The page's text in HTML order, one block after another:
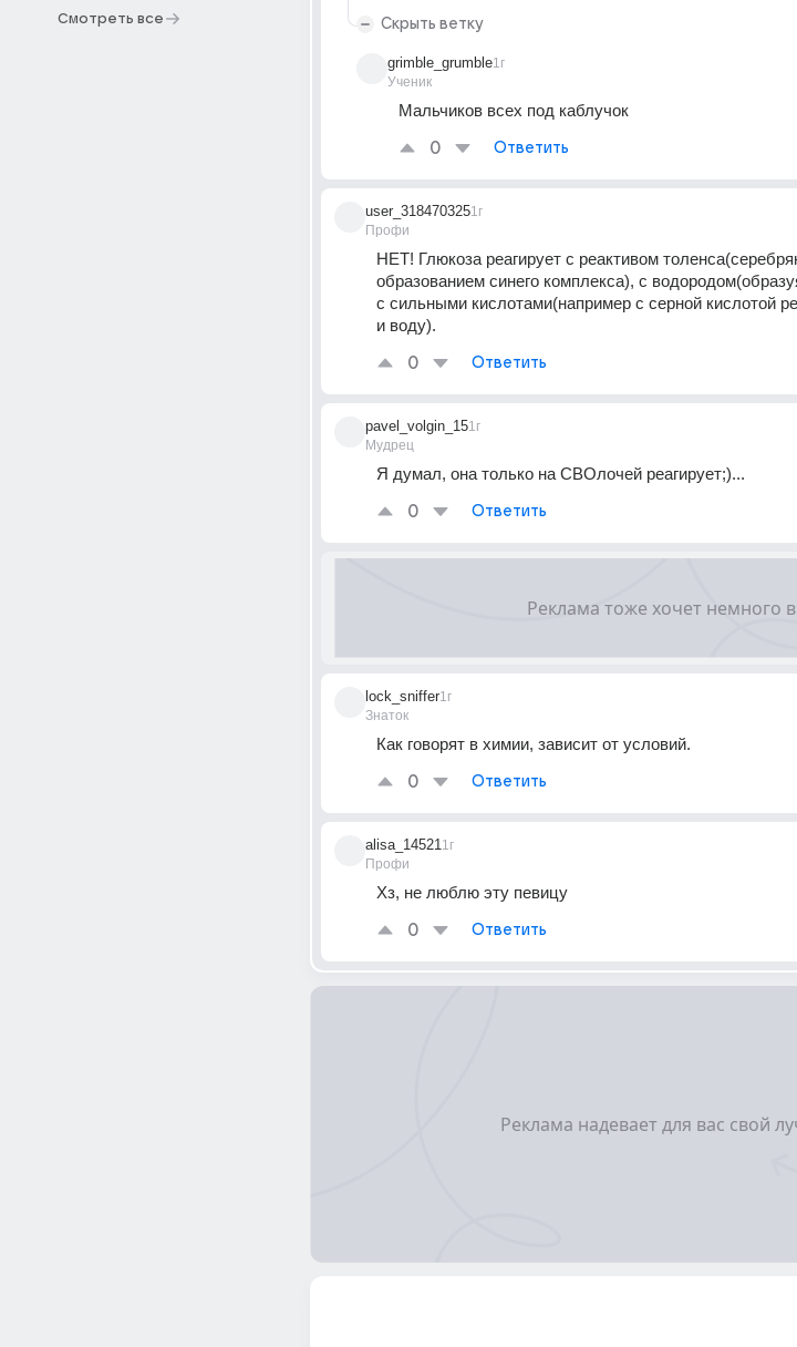
Смотреть все Скрыть ветку
grimble_grumble
Ученик
1г
Мальчиков всех под каблучок
0 Ответить
user_318470325
Профи
1г
НЕТ! Глюкоза реагирует с реактивом
образованием синего комплекса), с
с сильными кислотами(например с серной кислотой
и воду).
0 Ответить
pavel_volgin_15
Мудрец
1г
Я думал, она только на СВОлочей реагирует;)...
0 Ответить
lock_sniffer
Знаток
1г
Как говорят в химии, зависит от условий.
0 Ответить
alisa_14521
Профи
1г
Хз, не люблю эту певицу
0 Ответить